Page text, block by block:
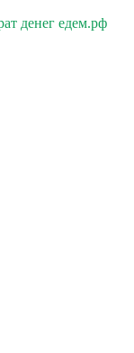
денег едем.рф